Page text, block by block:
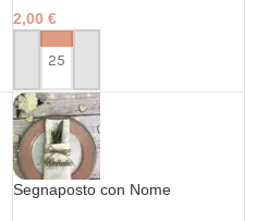
2,00 €
PERSONALIZZA
Segnaposto con Nome